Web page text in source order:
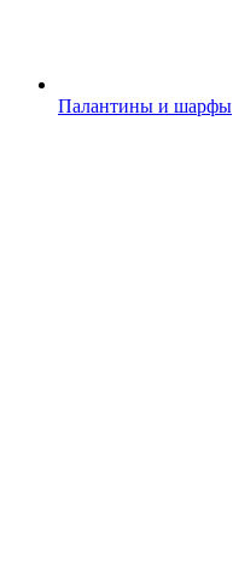
Палантины и шарфы